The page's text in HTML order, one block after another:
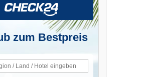
zum Bestpreis